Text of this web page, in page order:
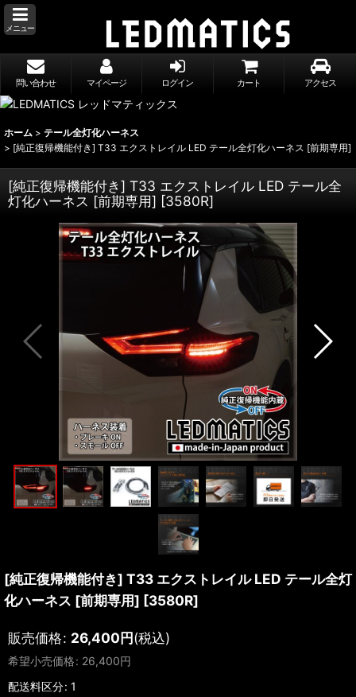
メニュー
問い合わせ マイページ ログイン カート アクセス
ホーム > テール全灯化ハーネス
> [純正復帰機能付き] T33 エクストレイル LED テール全灯化ハーネス [前期専用]
[純正復帰機能付き] T33 エクストレイル LED テール全
灯化ハーネス [前期専用] [3580R]
[純正復帰機能付き] T33 エクストレイル LED テール全灯
化ハーネス [前期専用] [3580R]
販売価格: 26,400円(税込)
希望小売価格: 26,400円
配送料区分: 1